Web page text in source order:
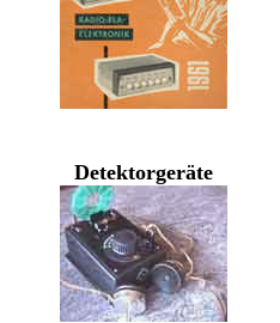
Detektorgeräte